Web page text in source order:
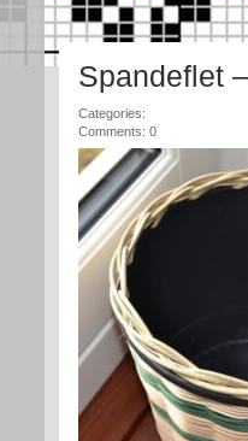
Spandeflet
Categories:
Comments: 0